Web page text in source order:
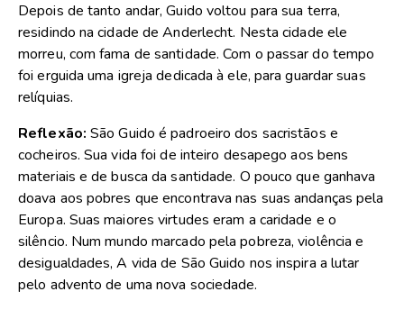
Depois de tanto andar, Guido voltou para sua terra,
residindo na cidade de Anderlecht. Nesta cidade ele
morreu, com fama de santidade. Com o passar do tempo
foi erguida uma igreja dedicada à ele, para guardar suas
relíquias.
Reflexão: São Guido é padroeiro dos sacristãos e
cocheiros. Sua vida foi de inteiro desapego aos bens
materiais e de busca da santidade. O pouco que ganhava
doava aos pobres que encontrava nas suas andanças pela
Europa. Suas maiores virtudes eram a caridade e o
silêncio. Num mundo marcado pela pobreza, violência e
desigualdades, A vida de São Guido nos inspira a lutar
pelo advento de uma nova sociedade.